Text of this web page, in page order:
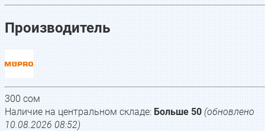
Производитель
300сом
Наличие на центральном складе: Больше 50 (обновлено
10.08.2026 08:52)